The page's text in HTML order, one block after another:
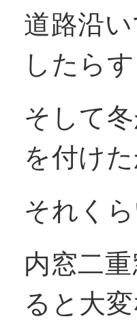
会社概要
お問い合
道路沿
したら
そして
を付け
それく
内窓二
ると大